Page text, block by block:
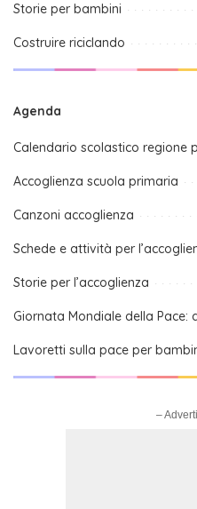
Storie per bambini
Costruire riciclando
Agenda
Calendario scolastico regione
Accoglienza scuola primaria
Canzoni accoglienza
Schede e attività per
Storie per l’accoglienza
Giornata Mondiale della
Lavoretti sulla pace per
–